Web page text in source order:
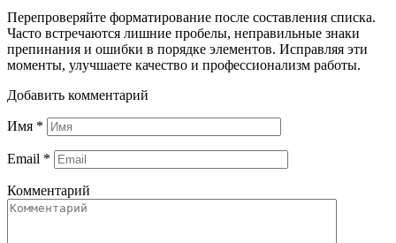
Перепроверяйте форматирование после составления списка.
Часто встречаются лишние пробелы, неправильные знаки
препинания и ошибки в порядке элементов. Исправляя эти
моменты, улучшаете качество и профессионализм работы.
Добавить комментарий
Имя *
Email *
Комментарий